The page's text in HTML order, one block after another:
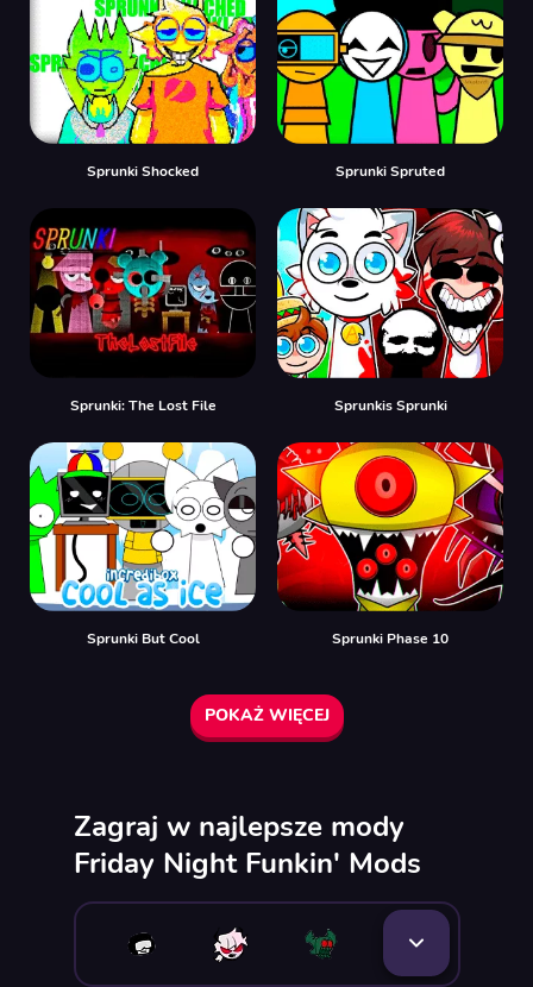
Sprunki Shocked Sprunki Spruted
Sprunki: The Lost File Sprunkis Sprunki
Sprunki But Cool Sprunki Phase 10
POKAŻ WIĘCEJ
Zagraj w najlepsze mody
Friday Night Funkin' Mods